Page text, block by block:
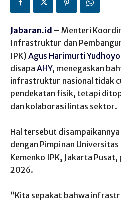
Jabaran.id – Menteri
Infrastruktur dan
IPK) Agus Harimurti
disapa AHY, ‎menegaskan
infrastruktur nasional tidak
pendekatan fisik, tetapi
dan kolaborasi lintas sektor.
Hal tersebut
dengan Pimpinan
Kemenko IPK, ‎Jakarta Pusat,
2026.
‎“Kita sepakat bahwa